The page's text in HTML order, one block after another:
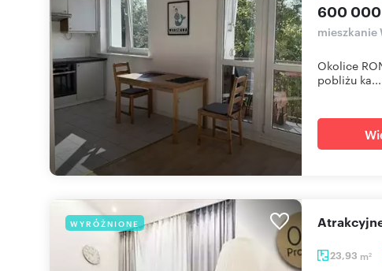
600 000
mieszkanie
Okolice
pobliżu ka...
WYRÓŻNIONE
23,93 m2